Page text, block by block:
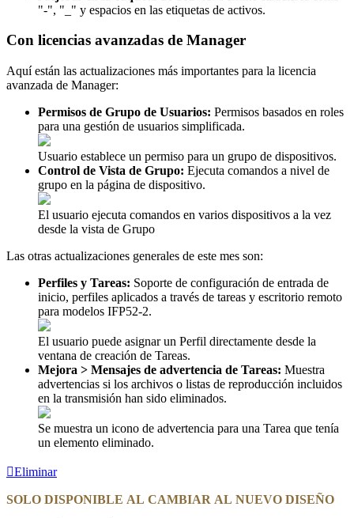
"-", "_" y espacios en las etiquetas de activos.
Con licencias avanzadas de Manager
Aquí están las actualizaciones más importantes para la licencia
avanzada de Manager:
Permisos de Grupo de Usuarios: Permisos basados en roles
para una gestión de usuarios simplificada.
Usuario establece un permiso para un grupo de dispositivos.
Control de Vista de Grupo: Ejecuta comandos a nivel de
grupo en la página de dispositivo.
El usuario ejecuta comandos en varios dispositivos a la vez
desde la vista de Grupo
Las otras actualizaciones generales de este mes son:
Perfiles y Tareas: Soporte de configuración de entrada de
inicio, perfiles aplicados a través de tareas y escritorio remoto
para modelos IFP52-2.
El usuario puede asignar un Perfil directamente desde la
ventana de creación de Tareas.
Mejora > Mensajes de advertencia de Tareas: Muestra
advertencias si los archivos o listas de reproducción incluidos
en la transmisión han sido eliminados.
Se muestra un icono de advertencia para una Tarea que tenía
un elemento eliminado.
Eliminar
SOLO DISPONIBLE AL CAMBIAR AL NUEVO DISEÑO